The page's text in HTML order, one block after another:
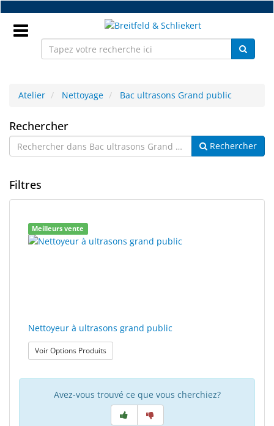
Accéder
au
contenu
FR
Pièces
Atelier
Solaire
Milo
Me
Atelier Nettoyage Bac ultrasons Grand public
Bac
ultrasons
Grand
public
Rechercher
Rechercher
Filtres
résultats
Résultats
Meilleurs vente
Nettoyeur à ultrasons grand public
Voir Options Produits: Nettoyeur à ultrasons grand public
Avez-vous trouvé ce que vous cherchiez?